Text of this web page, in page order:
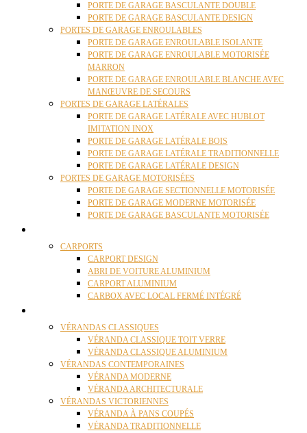
PORTE DE GARAGE BASCULANTE DOUBLE
PORTE DE GARAGE BASCULANTE DESIGN
PORTES DE GARAGE ENROULABLES
PORTE DE GARAGE ENROULABLE ISOLANTE
PORTE DE GARAGE ENROULABLE MOTORISÉE
MARRON
PORTE DE GARAGE ENROULABLE BLANCHE AVEC
MANŒUVRE DE SECOURS
PORTES DE GARAGE LATÉRALES
PORTE DE GARAGE LATÉRALE AVEC HUBLOT
IMITATION INOX
PORTE DE GARAGE LATÉRALE BOIS
PORTE DE GARAGE LATÉRALE TRADITIONNELLE
PORTE DE GARAGE LATÉRALE DESIGN
PORTES DE GARAGE MOTORISÉES
PORTE DE GARAGE SECTIONNELLE MOTORISÉE
PORTE DE GARAGE MODERNE MOTORISÉE
PORTE DE GARAGE BASCULANTE MOTORISÉE
CARPORTS
CARPORT DESIGN
ABRI DE VOITURE ALUMINIUM
CARPORT ALUMINIUM
CARBOX AVEC LOCAL FERMÉ INTÉGRÉ
VÉRANDAS CLASSIQUES
VÉRANDA CLASSIQUE TOIT VERRE
VÉRANDA CLASSIQUE ALUMINIUM
VÉRANDAS CONTEMPORAINES
VÉRANDA MODERNE
VÉRANDA ARCHITECTURALE
VÉRANDAS VICTORIENNES
VÉRANDA À PANS COUPÉS
VÉRANDA TRADITIONNELLE